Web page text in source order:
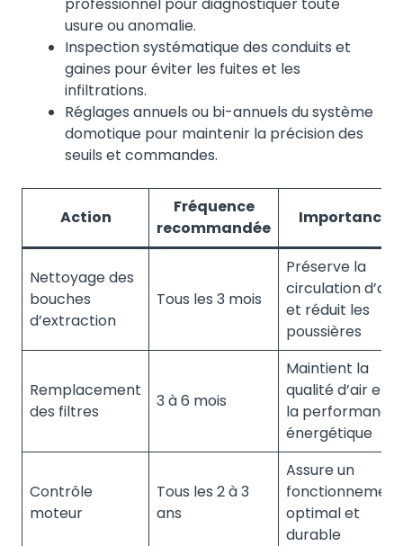
usure ou anomalie.
Inspection systématique des conduits et
gaines pour éviter les fuites et les
infiltrations.
Réglages annuels ou bi-annuels du système
domotique pour maintenir la précision des
seuils et commandes.
Action
Fréquence
recommandée
Importance
Nettoyage des
bouches
d’extraction
Tous les 3 mois
Préserve la
circulation d’air
et réduit les
poussières
Remplacement
des filtres
3 à 6 mois
Maintient la
qualité d’air et
la performance
énergétique
Contrôle
moteur
Tous les 2 à 3
ans
Assure un
fonctionnement
optimal et
durable